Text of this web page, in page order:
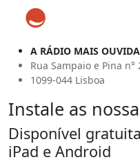
A RÁDIO MAIS
Rua Sampaio e Pina n°
1099-044 Lisboa
Instale as
Disponível
iPad e Android